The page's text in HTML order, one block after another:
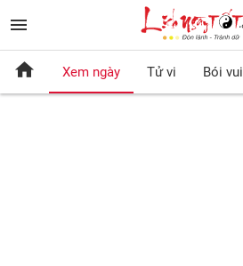
Xem ngày Tử vi Bói vui